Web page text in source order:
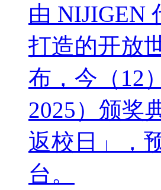
由 NIJIGEN
打造的开放
布，今（12
2025）颁奖
返校日」，
台。